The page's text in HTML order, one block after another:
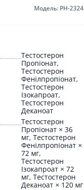
Модель: PH-2324
Тестостерон
Пропіонат,
Тестостерон
Фенілпропіонат,
Тестостерон
Ізокапроат,
Тестостерон
Деканоат
Тестостерон
Пропіонат × 36
мг, Тестостерон
Фенілпропіонат ×
72 мг,
Тестостерон
Ізокапроат × 72
мг, Тестостерон
Деканоат × 120 мг